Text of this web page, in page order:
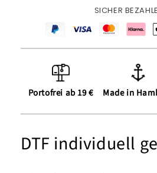
SICHER
Portofrei ab 19 € Made in
DTF individuell